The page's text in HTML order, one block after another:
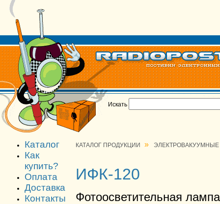
Искать
Каталог
Как
купить?
Оплата
Доставка
Контакты
КАТАЛОГ ПРОДУКЦИИ »
ИФК-120
Фотоосветительная лампа